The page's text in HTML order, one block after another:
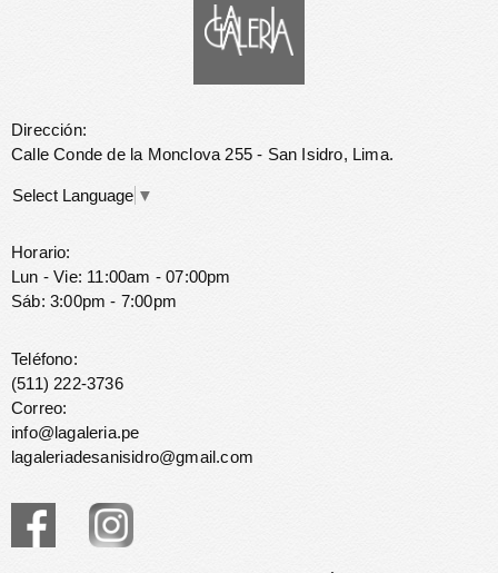
Dirección:
Calle Conde de la Monclova 255 - San Isidro, Lima.
Select Language ▼
Horario:
Lun - Vie: 11:00am - 07:00pm
Sáb: 3:00pm - 7:00pm
Teléfono:
(511) 222-3736
Correo:
info@lagaleria.pe
lagaleriadesanisidro@gmail.com